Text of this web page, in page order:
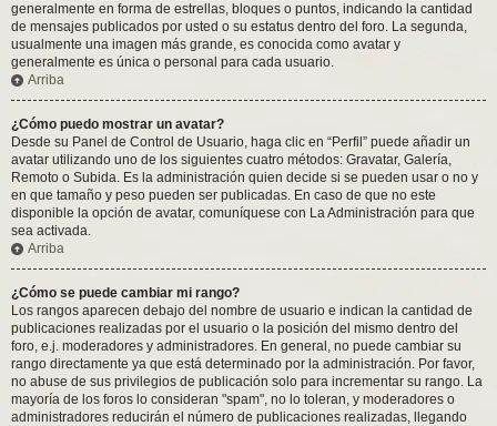
generalmente en forma de estrellas, bloques o puntos, indicando la cantidad
de mensajes publicados por usted o su estatus dentro del foro. La segunda,
usualmente una imagen más grande, es conocida como avatar y
generalmente es única o personal para cada usuario.
Arriba
¿Cómo puedo mostrar un avatar?
Desde su Panel de Control de Usuario, haga clic en “Perfil” puede añadir un
avatar utilizando uno de los siguientes cuatro métodos: Gravatar, Galería,
Remoto o Subida. Es la administración quien decide si se pueden usar o no y
en que tamaño y peso pueden ser publicadas. En caso de que no este
disponible la opción de avatar, comuníquese con La Administración para que
sea activada.
Arriba
¿Cómo se puede cambiar mi rango?
Los rangos aparecen debajo del nombre de usuario e indican la cantidad de
publicaciones realizadas por el usuario o la posición del mismo dentro del
foro, e.j. moderadores y administradores. En general, no puede cambiar su
rango directamente ya que está determinado por la administración. Por favor,
no abuse de sus privilegios de publicación solo para incrementar su rango. La
mayoría de los foros lo consideran "spam", no lo toleran, y moderadores o
administradores reducirán el número de publicaciones realizadas, llegando